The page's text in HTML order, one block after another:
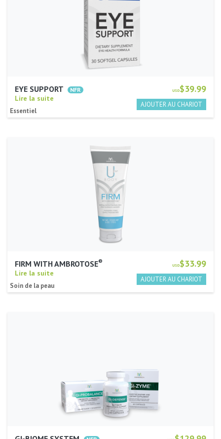
USD$39.99
EYE SUPPORT
Lire la suite
Essentiel
USD$33.99
FIRM WITH AMBROTOSE®
Lire la suite
Soin de la peau